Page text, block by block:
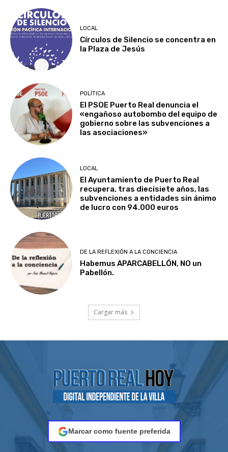
LOCAL
Círculos de Silencio se concentra en
la Plaza de Jesús
POLÍTICA
El PSOE Puerto Real denuncia el
«engañoso autobombo del equipo de
gobierno sobre las subvenciones a
las asociaciones»
LOCAL
El Ayuntamiento de Puerto Real
recupera, tras diecisiete años, las
subvenciones a entidades sin ánimo
de lucro con 94.000 euros
DE LA REFLEXIÓN A LA CONCIENCIA
Habemus APARCABELLÓN, NO un
Pabellón.
Cargar más
Marcar como fuente preferida